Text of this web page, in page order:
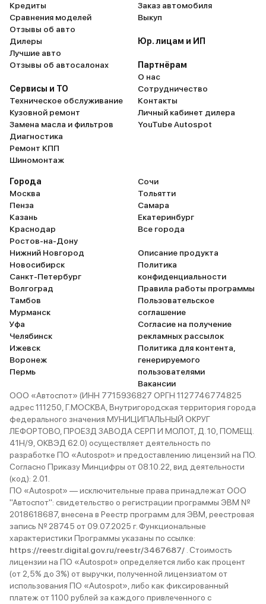
Кредиты
Сравнения моделей
Отзывы об авто
Дилеры
Лучшие авто
Отзывы об автосалонах
Сервисы и ТО
Техническое обслуживание
Кузовной ремонт
Замена масла и фильтров
Диагностика
Ремонт КПП
Шиномонтаж
Заказ автомобиля
Выкуп
Юр. лицам и ИП
Партнёрам
О нас
Сотрудничество
Контакты
Личный кабинет дилера
YouTube Autospot
Города
Москва
Пенза
Казань
Краснодар
Ростов-на-Дону
Нижний Новгород
Новосибирск
Санкт-Петербург
Волгоград
Тамбов
Мурманск
Уфа
Челябинск
Ижевск
Воронеж
Пермь
Сочи
Тольятти
Самара
Екатеринбург
Все города
Описание продукта
Политика
конфиденциальности
Правила работы программы
Пользовательское
соглашение
Согласие на получение
рекламных рассылок
Политика для контента,
генерируемого
пользователями
Вакансии
ООО «Автоспот» (ИНН 7715936827 ОРГН 1127746774825
адрес 111250, Г.МОСКВА, Внутригородская территория города
федерального значения МУНИЦИПАЛЬНЫЙ ОКРУГ
ЛЕФОРТОВО, ПРОЕЗД ЗАВОДА СЕРП И МОЛОТ, Д. 10, ПОМЕЩ.
41Н/9, ОКВЭД 62.0) осуществляет деятельность по
разработке ПО «Autospot» и предоставлению лицензий на ПО.
Согласно Приказу Минцифры от 08.10.22, вид деятельности
(код): 2.01.
ПО «Autospot» — исключительные права принадлежат ООО
"Автоспот": свидетельство о регистрации программы ЭВМ №
2018618687, внесена в Реестр программ для ЭВМ, реестровая
запись № 28745 от 09.07.2025 г. Функциональные
характеристики Программы указаны по ссылке:
https://reestr.digital.gov.ru/reestr/3467687/ . Стоимость
лицензии на ПО «Autospot» определяется либо как процент
(от 2,5% до 3%) от выручки, полученной лицензиатом от
использования ПО «Autospot», либо как фиксированный
платеж от 1100 рублей за каждого привлеченного с